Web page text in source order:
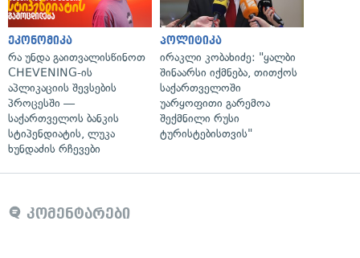
ეკონომიკა
რა უნდა გაითვალისწინოთ
CHEVENING-ის
აპლიკაციის შევსების
პროცესში —
საქართველოს ბანკის
სტიპენდიატის, ლუკა
ხუნდაძის რჩევები
პოლიტიკა
ირაკლი კობახიძე: "ყალბი
შინაარსი იქმნება, თითქოს
საქართველოში
უარყოფითი გარემოა
შექმნილი რუსი
ტურისტებისთვის"
კომენტარები